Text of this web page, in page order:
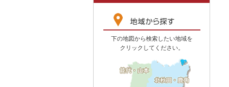
下の地図から検索したい地域を
クリックしてください。